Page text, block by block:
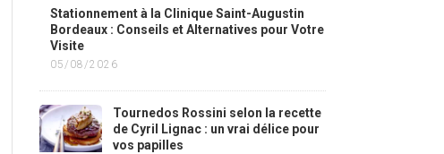
Stationnement à la Clinique Saint-Augustin
Bordeaux : Conseils et Alternatives pour Votre
Visite
05/08/2026
Tournedos Rossini selon la recette
de Cyril Lignac : un vrai délice pour
vos papilles